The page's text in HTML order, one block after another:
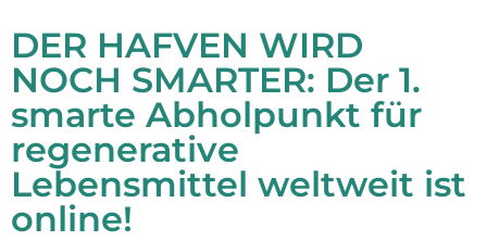
DER HAFVEN WIRD
NOCH SMARTER: Der 1.
smarte Abholpunkt für
regenerative
Lebensmittel weltweit ist
online!